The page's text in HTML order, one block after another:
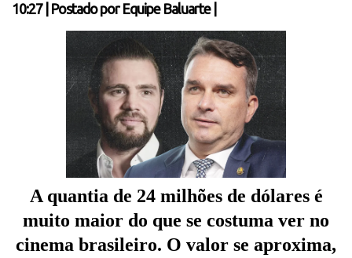
10:27| Postado por Equipe Baluarte
A quantia de 24 milhões de dólares é
muito maior do que se costuma ver no
cinema brasileiro. O valor se aproxima,